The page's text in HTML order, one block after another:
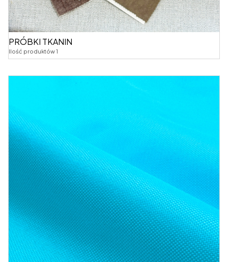
PRÓBKI TKANIN
Ilość produktów 1